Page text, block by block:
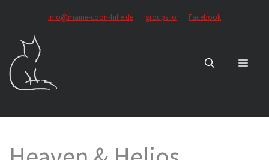
springen
info@maine-coon-hilfe.de groups.io Facebook